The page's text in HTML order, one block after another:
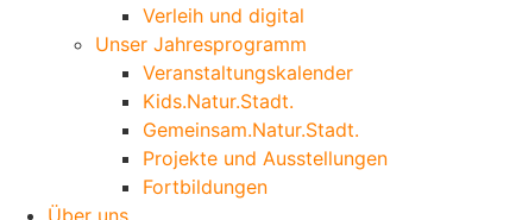
Verleih und digital
Unser Jahresprogramm
Veranstaltungskalender
Kids.Natur.Stadt.
Gemeinsam.Natur.Stadt.
Projekte und Ausstellungen
Fortbildungen
Über uns